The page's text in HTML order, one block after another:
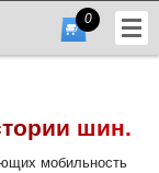
0
тории шин.
мобильность